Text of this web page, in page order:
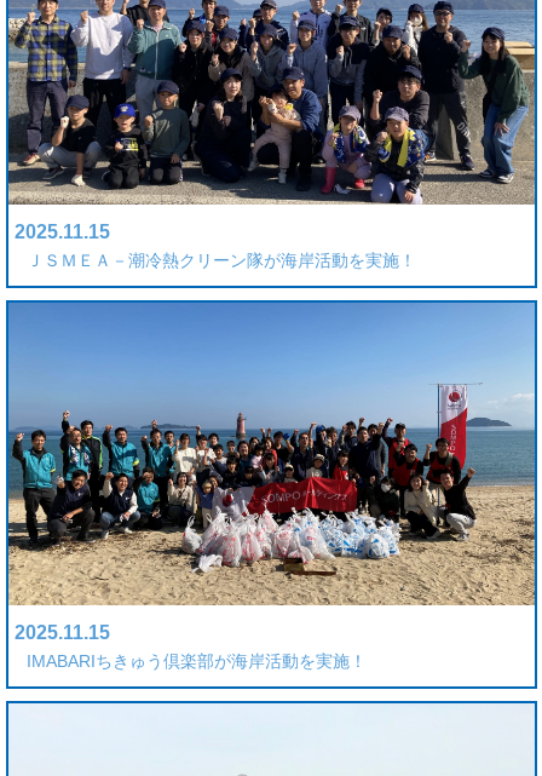
2025.11.15
ＪＳＭＥＡ－潮冷熱クリーン隊が海岸活動を実施！
2025.11.15
IMABARIちきゅう倶楽部が海岸活動を実施！